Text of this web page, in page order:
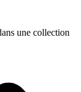
une collection